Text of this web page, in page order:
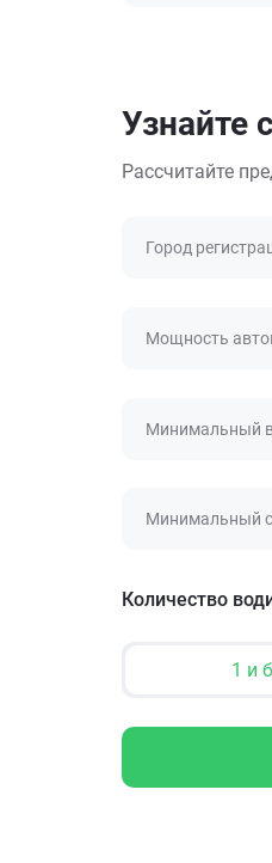
Узнайте
Рассчитайте
Город
Мощность
Минимальный
Минимальный
Количество
1 и